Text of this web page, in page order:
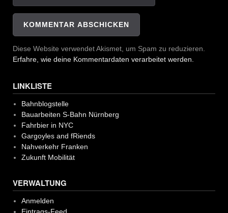
Diese Website verwendet Akismet, um Spam zu reduzieren.
Erfahre, wie deine Kommentardaten verarbeitet werden.
LINKLISTE
Bahnblogstelle
Bauarbeiten S-Bahn Nürnberg
Fahrbier in NYC
Gargoyles and fRiends
Nahverkehr Franken
Zukunft Mobilität
VERWALTUNG
Anmelden